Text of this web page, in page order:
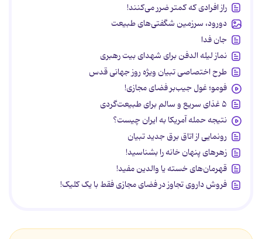
راز افرادی که کمتر ضرر می‌کنند!
دورود، سرزمین شگفتی‌های طبیعت
جان فدا
نماز لیله الدفن برای شهدای بیت رهبری
طرح اختصاصی تبیان ویژه روز جهانی قدس
فومو؛ غول جیب‌بر فضای مجازی!
۵ غذای سریع و سالم برای طبیعت‌گردی
نتیجه حمله آمریکا به ایران چیست؟
رونمایی از اتاق برق جدید تبیان
زهرهای پنهان خانه را بشناسید!
قهرمان‌های خسته یا والدین مفید!
فروش داروی تجاوز در فضای مجازی فقط با یک کلیک!